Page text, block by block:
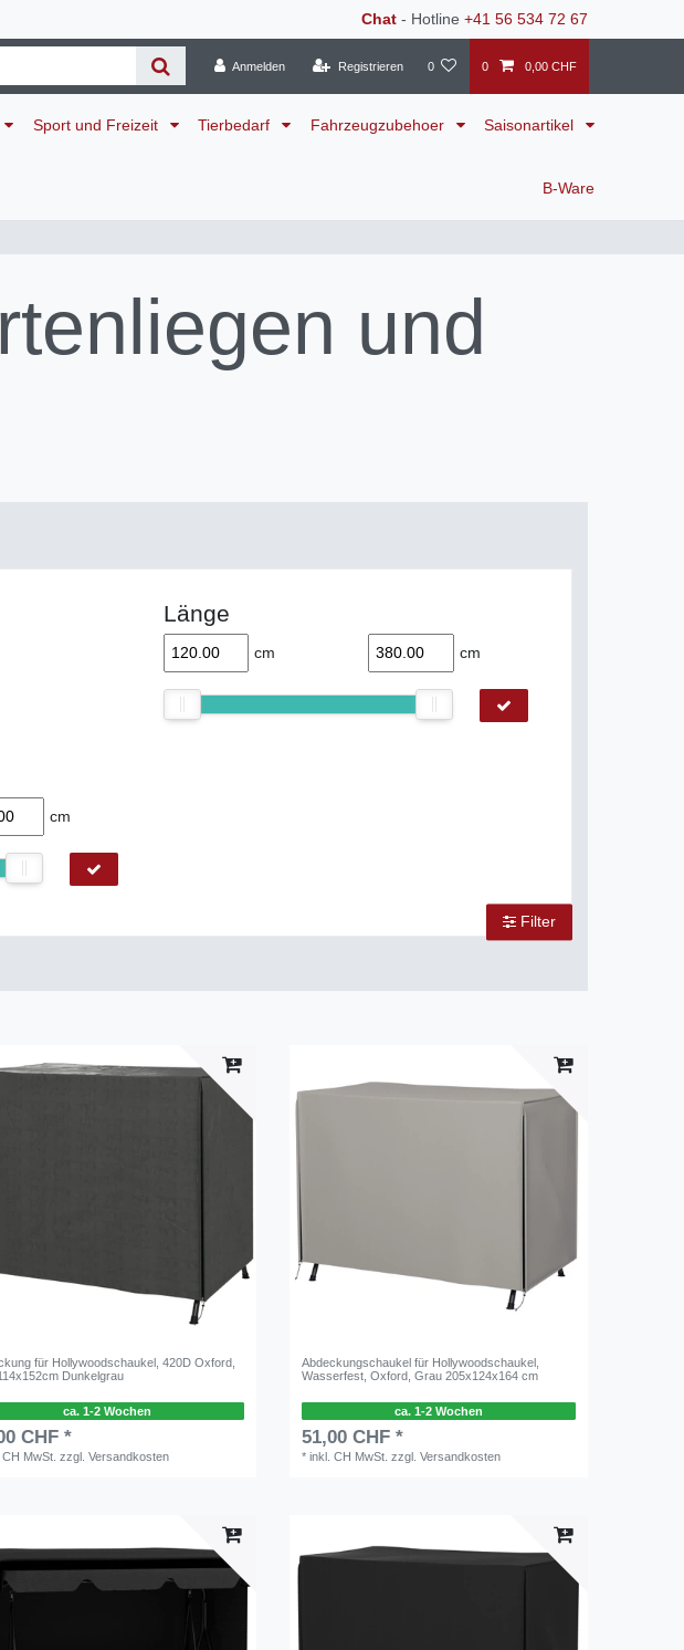
Chat - Hotline +41 56 534 72 67
Anmelden Registrieren 0 0 0,00 CHF
Sport und Freizeit Tierbedarf Fahrzeugzubehoer Saisonartikel
B-Ware
und
Länge
cm cm
cm
Filter
für Hollywoodschaukel, 420D Oxford,
Dunkelgrau
ca. 1-2 Wochen
CHF *
MwSt. zzgl.Versandkosten
Abdeckungschaukel für Hollywoodschaukel,
Wasserfest, Oxford, Grau 205x124x164 cm
ca. 1-2 Wochen
51,00 CHF *
*inkl. CH MwSt. zzgl.Versandkosten